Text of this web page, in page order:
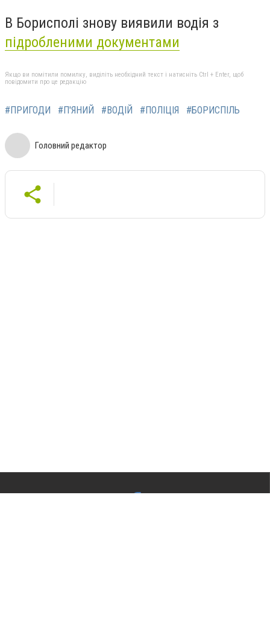
В Борисполі знову виявили водія з
підробленими документами
Якщо ви помітили помилку, виділіть необхідний текст і натисніть Ctrl + Enter, щоб
повідомити про це редакцію
#ПРИГОДИ #П'ЯНИЙ #ВОДІЙ #ПОЛІЦІЯ #БОРИСПІЛЬ
Головний редактор